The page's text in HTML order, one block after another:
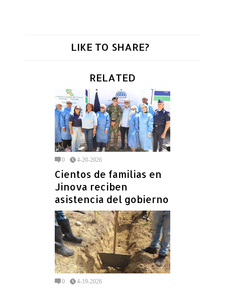
LIKE TO SHARE?
RELATED
0 4-20-2026
Cientos de familias en
Jinova reciben
asistencia del gobierno
0 4-19-2026